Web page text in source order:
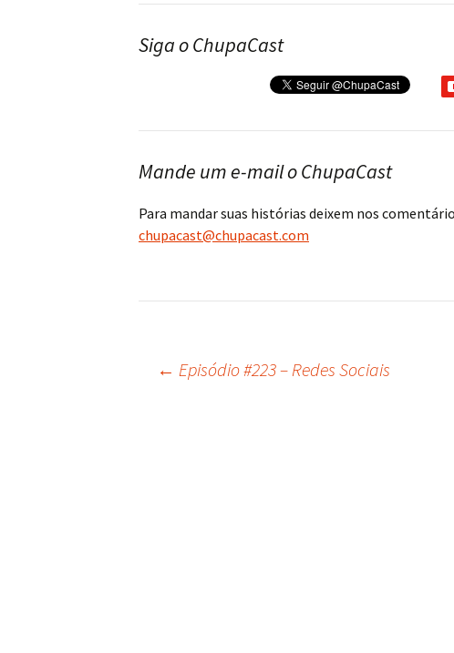
Siga o ChupaCast
Mande um e-mail o ChupaCast
Para mandar suas histórias deixem nos
chupacast@chupacast.com
Navegação
← Episódio #223 – Redes Sociais